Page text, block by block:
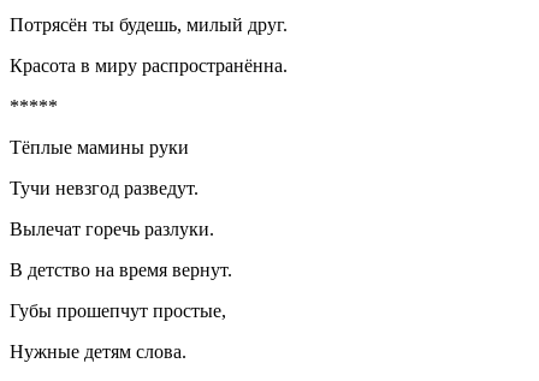
Потрясён ты будешь, милый друг.
Красота в миру распространённа.
*****
Тёплые мамины руки
Тучи невзгод разведут.
Вылечат горечь разлуки.
В детство на время вернут.
Губы прошепчут простые,
Нужные детям слова.